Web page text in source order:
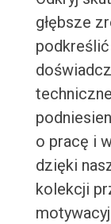
głębsze
o pracę i
dzięki
kolekcji